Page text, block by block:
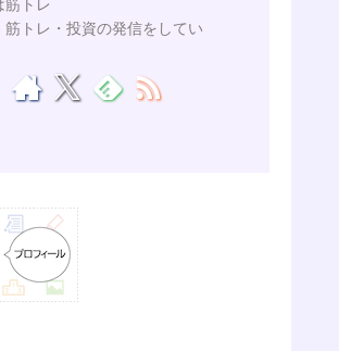
筋トレ
筋トレ・投資の発信をしてい